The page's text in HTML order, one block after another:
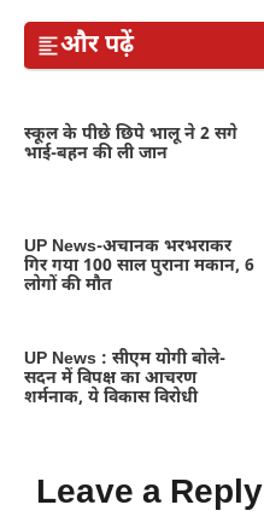
और पढ़ें
स्कूल के पीछे छिपे भालू ने 2 सगे
भाई-बहन की ली जान
UP News-अचानक भरभराकर
गिर गया 100 साल पुराना मकान, 6
लोगों की मौत
UP News : सीएम योगी बोले-
सदन में विपक्ष का आचरण
शर्मनाक, ये विकास विरोधी
Leave a Reply